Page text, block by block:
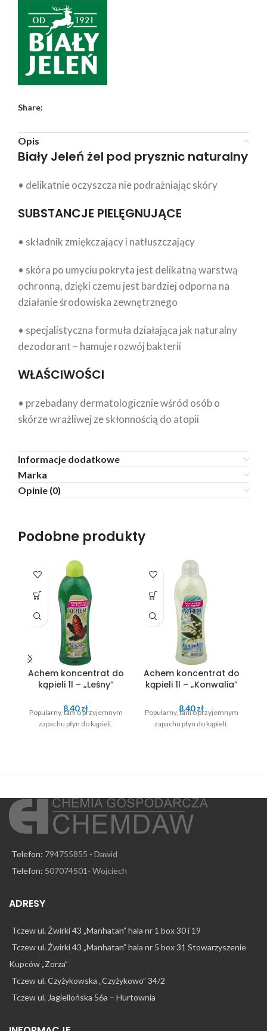
Share:
Opis
Biały Jeleń żel pod prysznic naturalny
• delikatnie oczyszcza nie podrażniając skóry
SUBSTANCJE PIELĘGNUJĄCE
• składnik zmiękczający i natłuszczający
• skóra po umyciu pokryta jest delikatną warstwą
ochronną, dzięki czemu jest bardziej odporna na
działanie środowiska zewnętrznego
• specjalistyczna formuła działająca jak naturalny
dezodorant – hamuje rozwój bakterii
WŁAŚCIWOŚCI
• przebadany dermatologicznie wśród osób o
skórze wrażliwej ze skłonnością do atopii
Informacje dodatkowe
Marka
Opinie (0)
Podobne produkty
Achem koncentrat do
kąpieli 1l – „Leśny”
8.40zł
Popularny, tani o przyjemnym
zapachu płyn do kąpieli.
Achem koncentrat do
kąpieli 1l – „Konwalia”
8.40zł
Popularny, tani o przyjemnym
zapachu płyn do kąpieli.
Telefon: 794755855 - Dawid
Telefon: 507074501- Wojciech
ADRESY
Tczew ul. Żwirki 43 „Manhatan” hala nr 1 box 30 i 19
Tczew ul. Żwirki 43 „Manhatan” hala nr 5 box 31 Stowarzyszenie
Kupców „Zorza”
Tczew ul. Czyżykowska „Czyżykowo” 34/2
Tczew ul. Jagiellońska 56a – Hurtownia